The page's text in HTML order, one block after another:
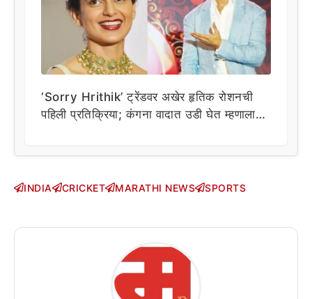
‘Sorry Hrithik’ ट्रेंडवर अखेर हृतिक रोशनची
पहिली प्रतिक्रिया; कंगना वादात उडी घेत म्हणाला…
INDIA CRICKET MARATHI NEWS SPORTS